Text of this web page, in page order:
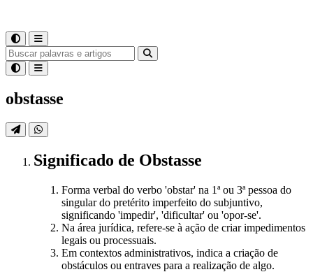
obstasse
Significado de Obstasse
Forma verbal do verbo 'obstar' na 1ª ou 3ª pessoa do
singular do pretérito imperfeito do subjuntivo,
significando 'impedir', 'dificultar' ou 'opor-se'.
Na área jurídica, refere-se à ação de criar impedimentos
legais ou processuais.
Em contextos administrativos, indica a criação de
obstáculos ou entraves para a realização de algo.